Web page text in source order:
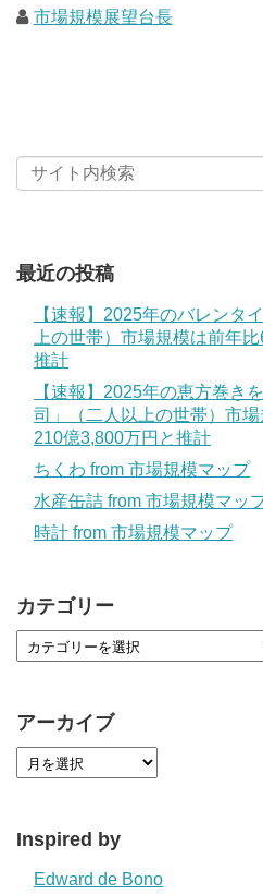
市場規模展望台長
最近の投稿
【速報】2025年のバレンタ
上の世帯）市場規模は前年
推計
【速報】2025年の恵方巻き
司」（二人以上の世帯）市
210億3,800万円と推計
ちくわ from 市場規模マップ
水産缶詰 from 市場規模マッ
時計 from 市場規模マップ
カテゴリー
アーカイブ
Inspired by
Edward de Bono